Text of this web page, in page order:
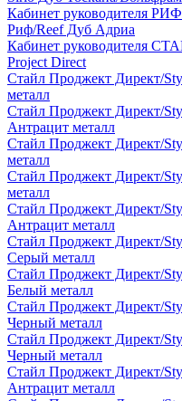
Кабинет руководителя
Риф/Reef Дуб Адриа
Кабинет руководителя
Project Direct
Стайл Проджект Директ/
металл
Стайл Проджект Директ/
Антрацит металл
Стайл Проджект Директ/
металл
Стайл Проджект Директ/
металл
Стайл Проджект Директ/
Антрацит металл
Стайл Проджект Директ/
Серый металл
Стайл Проджект Директ/
Белый металл
Стайл Проджект Директ/
Черный металл
Стайл Проджект Директ/
Черный металл
Стайл Проджект Директ/
Антрацит металл